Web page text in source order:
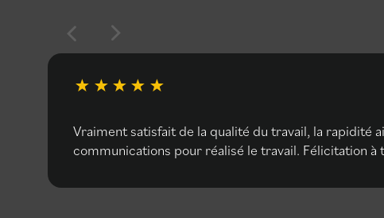
Vraiment satisfait de la qualité du travail, la rapidité
communications pour réalisé le travail. Félicitation à